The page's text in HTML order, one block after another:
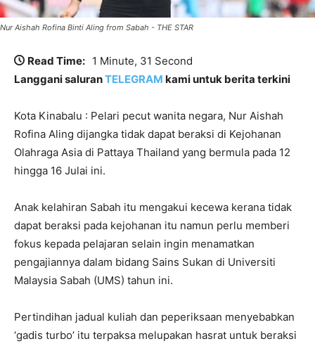
Nur Aishah Rofina Binti Aling from Sabah - THE STAR
Read Time: 1 Minute, 31 Second
Langgani saluranTELEGRAM kami untuk berita terkini
Kota Kinabalu : Pelari pecut wanita negara, Nur Aishah
Rofina Aling dijangka tidak dapat beraksi di Kejohanan
Olahraga Asia di Pattaya Thailand yang bermula pada 12
hingga 16 Julai ini.
Anak kelahiran Sabah itu mengakui kecewa kerana tidak
dapat beraksi pada kejohanan itu namun perlu memberi
fokus kepada pelajaran selain ingin menamatkan
pengajiannya dalam bidang Sains Sukan di Universiti
Malaysia Sabah (UMS) tahun ini.
Pertindihan jadual kuliah dan peperiksaan menyebabkan
‘gadis turbo’ itu terpaksa melupakan hasrat untuk beraksi